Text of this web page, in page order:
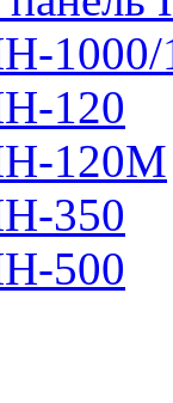
1000/
120
120М
350
500